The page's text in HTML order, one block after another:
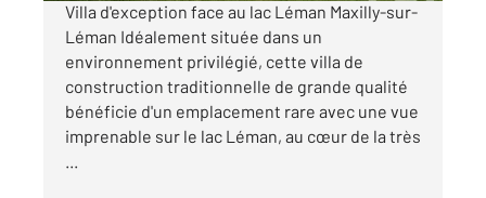
Villa d'exception face au lac Léman Maxilly-sur-
Léman Idéalement située dans un
environnement privilégié, cette villa de
construction traditionnelle de grande qualité
bénéficie d'un emplacement rare avec une vue
imprenable sur le lac Léman, au cœur de la très
...